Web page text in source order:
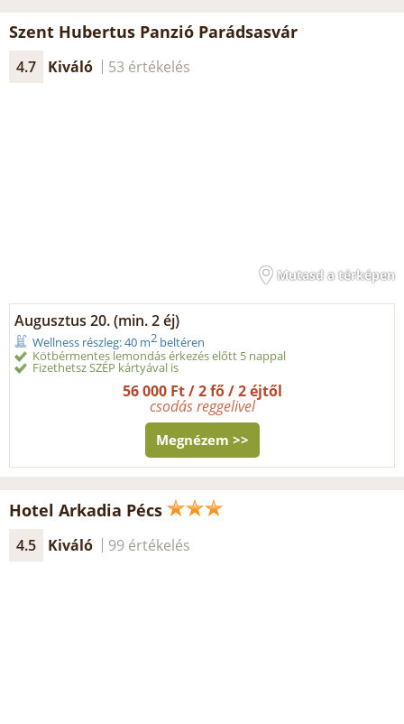
Szent Hubertus Panzió Parádsasvár
4.7 Kiváló 53 értékelés
Mutasd a térképen
Augusztus 20. (min. 2 éj)
Wellness részleg: 40 m2 beltéren
Kötbérmentes lemondás érkezés előtt 5 nappal
Fizethetsz SZÉP kártyával is
56 000 Ft / 2 fő / 2 éjtől
csodás reggelivel
Megnézem >>
Hotel Arkadia Pécs
4.5 Kiváló 99 értékelés